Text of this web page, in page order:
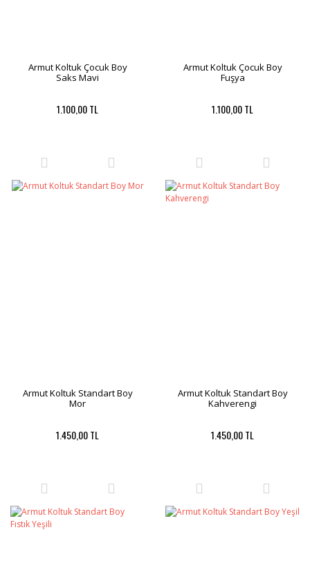
Armut Koltuk Çocuk Boy
Saks Mavi
1.100,00 TL
Armut Koltuk Çocuk Boy
Fuşya
1.100,00 TL
Armut Koltuk Standart Boy
Mor
1.450,00 TL
Armut Koltuk Standart Boy
Kahverengi
1.450,00 TL